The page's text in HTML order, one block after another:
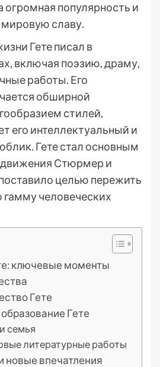
популярность и
мировую славу.
Гете писал в
включая поэзию, драму,
работы. Его
обширной
стилей,
его интеллектуальный и
Гете стал основным
Стюрмер и
целью пережить
человеческих
ключевые моменты
Гете
Гете
семья
литературные работы
новые впечатления